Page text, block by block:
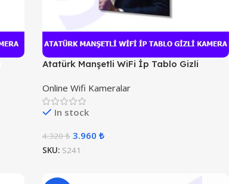
Atatürk Manşetli WiFi İp Tablo Gizli
Online Wifi Kameralar
In stock
4.320₺ 3.960 ₺
SKU: S241